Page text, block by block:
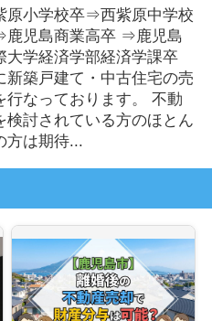
原小学校卒⇒西紫原中学校
児島商業高卒 ⇒鹿児島
大学経済学部経済学課卒
新築戸建て・中古住宅の売
行なっております。 不動
検討されている方のほとん
方は期待...